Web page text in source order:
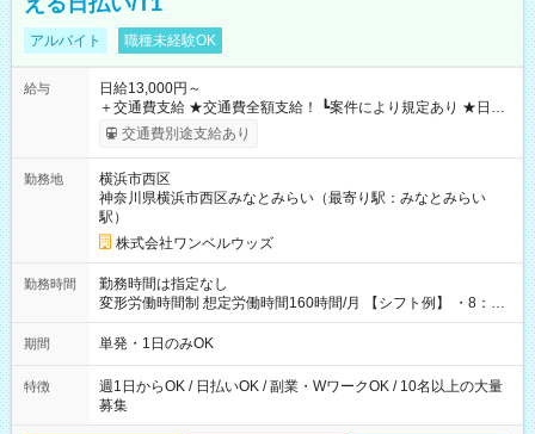
アルバイト 職種未経験OK
給与
日給13,000円～
＋交通費支給 ★交通費全額支給！ ┗案件により規定あり ★日払
いOK！（規定あり） ┗働いたその日に現金GET♪ お仕事後はコ
ンビニATMから 日払い分を引き落とせます！ 【試用期間】試
交通費別途支給あり
勤務地
横浜市西区
神奈川県横浜市西区みなとみらい（最寄り駅：みなとみらい
駅）
株式会社ワンベルウッズ
勤務時間
勤務時間は指定なし
変形労働時間制 想定労働時間160時間/月 【シフト例】 ・8：00
～21：00
期間 単発・1日のみOK
特徴
週1日からOK / 日払いOK / 副業・WワークOK / 10名以上の大量
募集